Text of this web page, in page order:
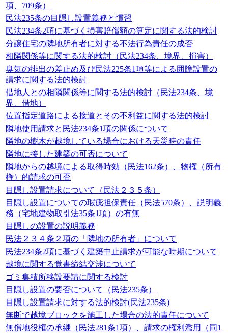
項、709条）
民法235条の目隠し設置義務と慣習
民法234条2項に基づく損害賠償額の算定に関する法的検討
分譲住宅の隣地所有者に対する不法行為責任の成否
相隣関係等に関する法的検討（民法234条、境界、損害）
臭気の排出の差止め及び民法225条1項等による囲障設置の
請求に関する法的検討
借地人との相隣関係等に関する法的検討（民法234条、境
界、借地）
位置指定道路による接道とその不利益に関する法的検討
隣地使用請求と民法234条1項の関係について
隣地の樹木が越境している場合における天災時の責任
隣地に接した建築の可否について
隣地からの越境による取得時効（民法162条）、物権（所有
権）的請求の可否
目隠し設置請求について（民法２３５条）
目隠し設置についての瑕疵担保責任（民法570条）、説明義
務（宅地建物取引法35条1項）の有無
目隠しの設置の説明義務
民法２３４条２項の「隣地の所有者」について
民法234条2項に基づく建築中止請求が可能な時期について
越境に関する覚書締結交渉について
ゴミ集積所移設要請に関する検討
目隠し設置の要否について（民法235条）
目隠し設置請求に対する法的検討(民法235条)
無断で越境ブロックを施工した場合の法的責任について
無償地役権の承継（民法281条1項）、請求の権利濫用（同1